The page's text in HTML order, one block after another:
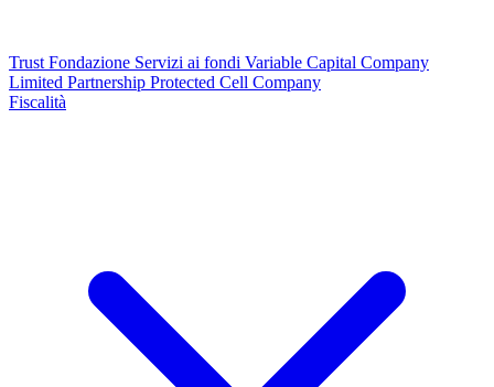
Trust Fondazione Servizi ai fondi Variable Capital Company
Limited Partnership Protected Cell Company
Fiscalità